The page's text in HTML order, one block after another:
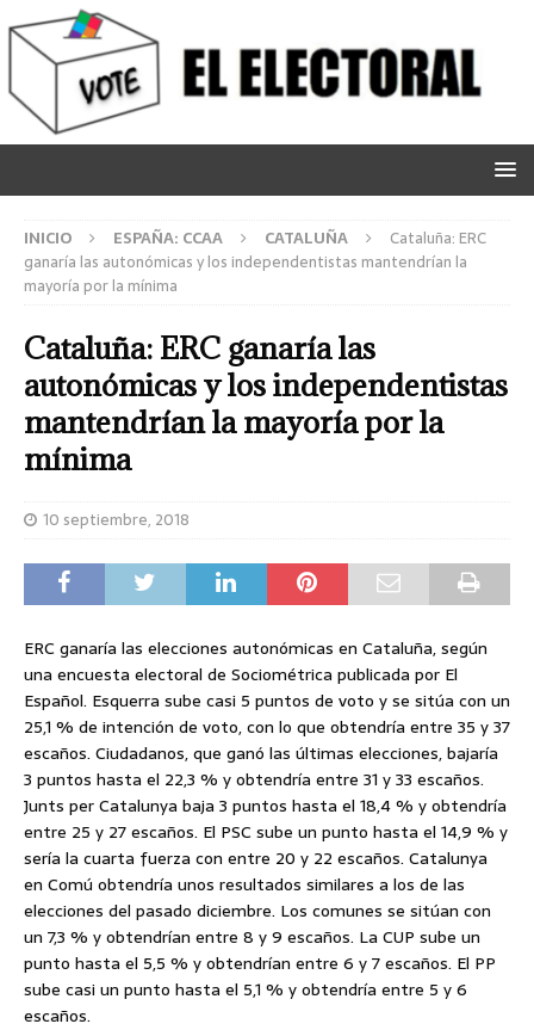
INICIO ESPAÑA: CCAA CATALUÑA
Cataluña: ERC
ganaría las autonómicas y los independentistas mantendrían la
mayoría por la mínima
Cataluña: ERC ganaría las
autonómicas y los independentistas
mantendrían la mayoría por la
mínima
10 septiembre, 2018
ERC ganaría las elecciones autonómicas en Cataluña, según
una encuesta electoral de Sociométrica publicada por El
Español. Esquerra sube casi 5 puntos de voto y se sitúa con un
25,1 % de intención de voto, con lo que obtendría entre 35 y 37
escaños. Ciudadanos, que ganó las últimas elecciones, bajaría
3 puntos hasta el 22,3 % y obtendría entre 31 y 33 escaños.
Junts per Catalunya baja 3 puntos hasta el 18,4 % y obtendría
entre 25 y 27 escaños. El PSC sube un punto hasta el 14,9 % y
sería la cuarta fuerza con entre 20 y 22 escaños. Catalunya
en Comú obtendría unos resultados similares a los de las
elecciones del pasado diciembre. Los comunes se sitúan con
un 7,3 % y obtendrían entre 8 y 9 escaños. La CUP sube un
punto hasta el 5,5 % y obtendrían entre 6 y 7 escaños. El PP
sube casi un punto hasta el 5,1 % y obtendría entre 5 y 6
escaños.